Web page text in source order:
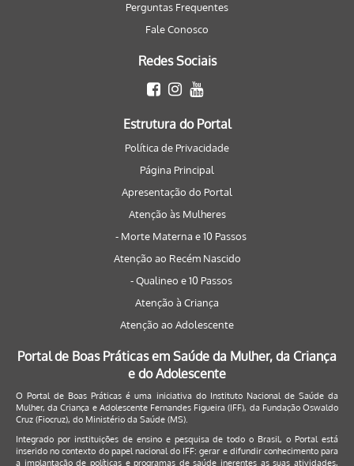
Perguntas Frequentes
Fale Conosco
Redes Sociais
Estrutura do Portal
Política de Privacidade
Página Principal
Apresentação do Portal
Atenção às Mulheres
- Morte Materna e 10 Passos
Atenção ao Recém Nascido
- Qualineo e 10 Passos
Atenção à Criança
Atenção ao Adolescente
Portal de Boas Práticas em Saúde da Mulher, da Criança
e do Adolescente
O Portal de Boas Práticas é uma iniciativa do Instituto Nacional de Saúde da
Mulher, da Criança e Adolescente Fernandes Figueira (IFF), da Fundação Oswaldo
Cruz (Fiocruz), do Ministério da Saúde (MS).
Integrado por instituições de ensino e pesquisa de todo o Brasil, o Portal está
inserido no contexto do papel nacional do IFF: gerar e difundir conhecimento para
a implantação de políticas e programas de saúde inerentes as suas atividades,